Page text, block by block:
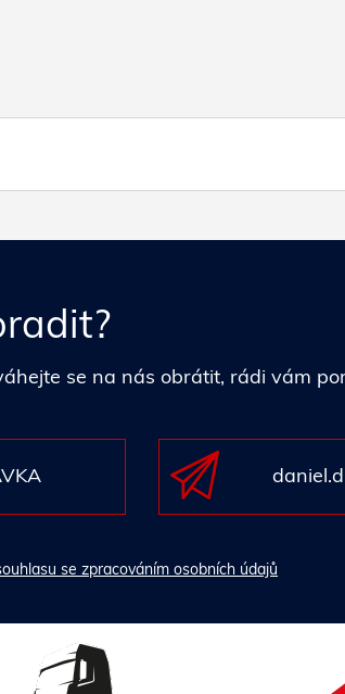
se na nás obrátit, rádi vám
se zpracováním osobních údajů